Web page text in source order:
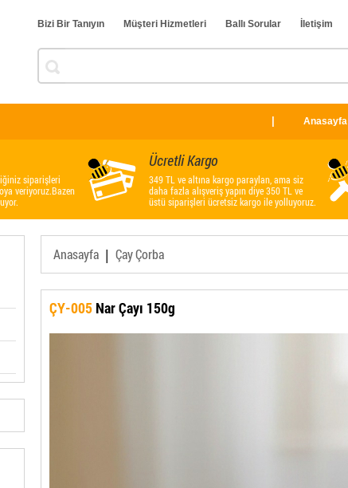
Bizi Bir Tanıyın Müşteri Hizmetleri Ballı Sorular İletişim
Anasayfa
siparişleri
veriyoruz.Bazen
Ücretli Kargo
349 TL ve altına kargo paraylan, ama siz
daha fazla alışveriş yapın diye 350 TL ve
üstü siparişleri ücretsiz kargo ile yolluyoruz.
Anasayfa | Çay Çorba
ÇY-005 Nar Çayı 150g